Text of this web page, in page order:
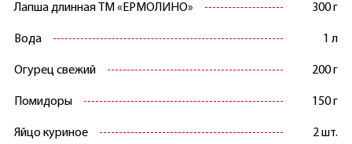
Лапша длинная ТМ «ЕРМОЛИНО» 300 г
Вода 1 л
Огурец свежий 200 г
Помидоры 150 г
Яйцо куриное 2 шт.